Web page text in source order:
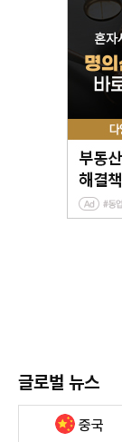
글로벌 뉴스
중국